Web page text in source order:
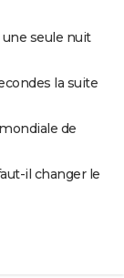
une seule nuit
la suite
de
il changer le